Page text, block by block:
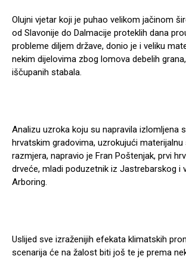
Olujni vjetar koji je puhao velikom jačinom
od Slavonije do Dalmacije proteklih dana
probleme diljem države, donio je i veliku
nekim dijelovima zbog lomova debelih
iščupanih stabala.
Analizu uzroka koju su napravila izlomljena
hrvatskim gradovima, uzrokujući materijalnu
razmjera, napravio je Fran Poštenjak, prvi
drveće, mladi poduzetnik iz Jastrebarskog i
Arboring.
Uslijed sve izraženijih efekata klimatskih
scenarija će na žalost biti još te je prema